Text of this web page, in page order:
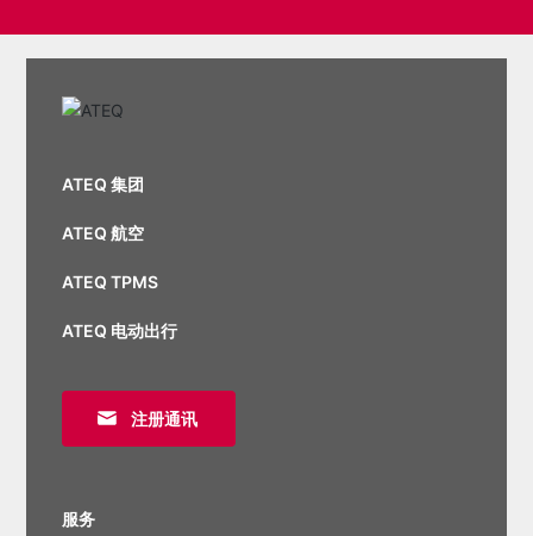
ATEQ 集团
ATEQ 航空
ATEQ TPMS
ATEQ 电动出行
注册通讯
服务